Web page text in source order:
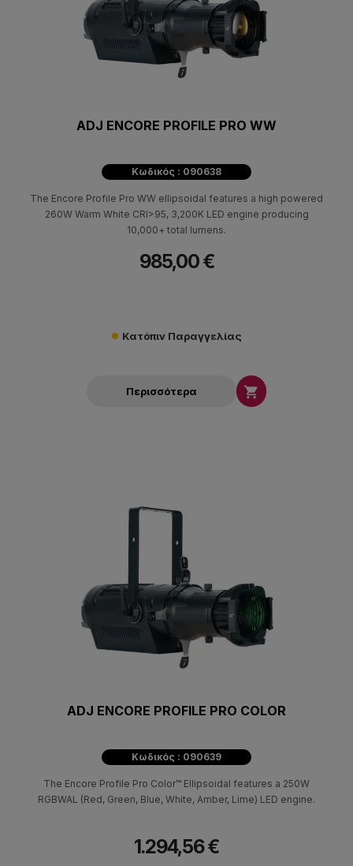
ADJ ENCORE PROFILE PRO WW
Κωδικός : 090638
The Encore Profile Pro WW ellipsoidal features a high powered
260W Warm White CRI>95, 3,200K LED engine producing
10,000+ total lumens.
985,00 €
Κατόπιν Παραγγελίας
Περισσότερα 
ADJ ENCORE PROFILE PRO COLOR
Κωδικός : 090639
The Encore Profile Pro Color™ Ellipsoidal features a 250W
RGBWAL (Red, Green, Blue, White, Amber, Lime) LED engine.
1.294,56 €